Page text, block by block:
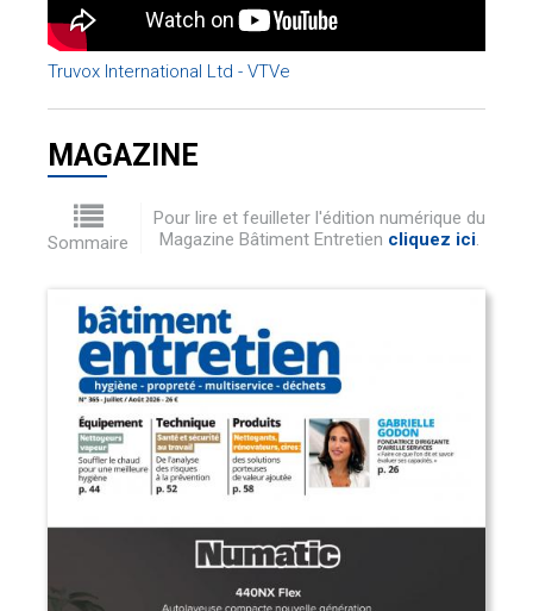
Truvox International Ltd - VTVe
MAGAZINE
Sommaire
Pour lire et feuilleter l'édition numérique du
Magazine Bâtiment Entretien cliquez ici